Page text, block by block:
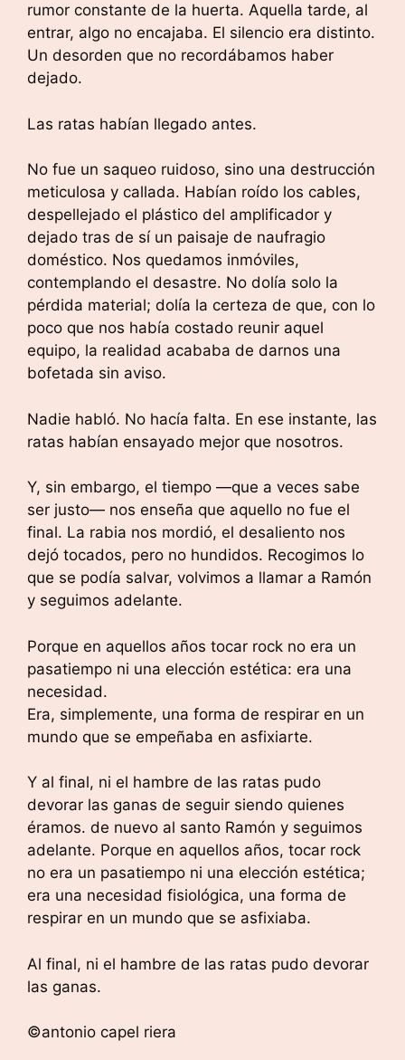
rumor constante de la huerta. Aquella tarde, al
entrar, algo no encajaba. El silencio era distinto.
Un desorden que no recordábamos haber
dejado.
Las ratas habían llegado antes.
No fue un saqueo ruidoso, sino una destrucción
meticulosa y callada. Habían roído los cables,
despellejado el plástico del amplificador y
dejado tras de sí un paisaje de naufragio
doméstico. Nos quedamos inmóviles,
contemplando el desastre. No dolía solo la
pérdida material; dolía la certeza de que, con lo
poco que nos había costado reunir aquel
equipo, la realidad acababa de darnos una
bofetada sin aviso.
Nadie habló. No hacía falta. En ese instante, las
ratas habían ensayado mejor que nosotros.
Y, sin embargo, el tiempo —que a veces sabe
ser justo— nos enseña que aquello no fue el
final. La rabia nos mordió, el desaliento nos
dejó tocados, pero no hundidos. Recogimos lo
que se podía salvar, volvimos a llamar a Ramón
y seguimos adelante.
Porque en aquellos años tocar rock no era un
pasatiempo ni una elección estética: era una
necesidad.
Era, simplemente, una forma de respirar en un
mundo que se empeñaba en asfixiarte.
Y al final, ni el hambre de las ratas pudo
devorar las ganas de seguir siendo quienes
éramos. de nuevo al santo Ramón y seguimos
adelante. Porque en aquellos años, tocar rock
no era un pasatiempo ni una elección estética;
era una necesidad fisiológica, una forma de
respirar en un mundo que se asfixiaba.
Al final, ni el hambre de las ratas pudo devorar
las ganas.
©antonio capel riera